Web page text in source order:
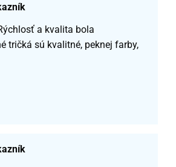
a kvalita bola
tričká sú kvalitné, peknej farby,